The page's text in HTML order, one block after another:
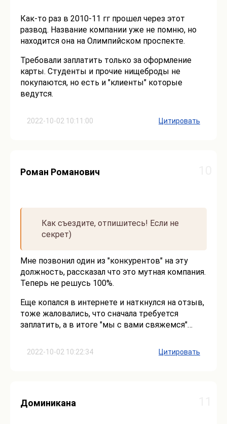
2022-10-02 10:11:00
Как-то раз в 2010-11 гг прошел через этот
развод. Название компании уже не помню, но
находится она на Олимпийском проспекте.
Требовали заплатить только за оформление
карты. Студенты и прочие нищеброды не
покупаются, но есть и "клиенты" которые
ведутся.
Цитировать
2022-10-02 10:22:34
Роман Романович
Как съездите, отпишитесь! Если не
секрет)
Мне позвонил один из "конкурентов" на эту
должность, рассказал что это мутная компания.
Теперь не решусь 100%.
Еще копался в интернете и наткнулся на отзыв,
тоже жаловались, что сначала требуется
заплатить, а в итоге "мы с вами свяжемся"…
Цитировать
Доминикана